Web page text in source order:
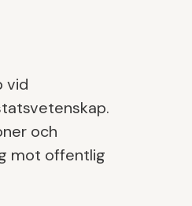
vid
och
mot offentlig